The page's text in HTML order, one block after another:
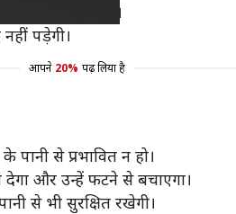
सुरक्षित रहेंगी।
पड़ेगी।
आपने 20% पढ़ लिया है
से प्रभावित न हो।
और उन्हें फटने से बचाएगा।
से भी सुरक्षित रखेगी।